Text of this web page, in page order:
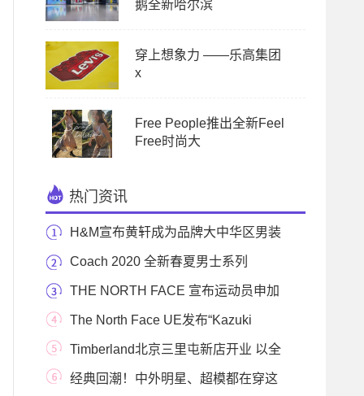
鹅全新哈尔滨
穿上想象力 ——乐高集团
x
Free People推出全新Feel
Free时尚大
热门资讯
H&M宣布黄轩成为品牌大中华区男装
代言人 精彩
Coach 2020 全新春夏男士系列
THE NORTH FACE 宣布运动员申加
升加入 携手亚太区全
The North Face UE发布“Kazuki
Pink”春季胶囊系列
Timberland北京三里屯新店开业 以全
新零售概念打造
经典回潮！中外明星、超模都在穿这